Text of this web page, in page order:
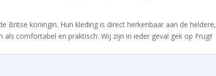
koningin. Hun kleding is direct herkenbaar aan de heldere,
comfortabel en praktisch. Wij zijn in ieder geval gek op Frugi!